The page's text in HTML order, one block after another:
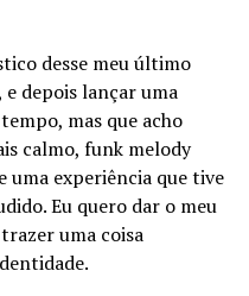
desse meu último
depois lançar uma
mas que acho
calmo, funk melody
uma experiência que tive
Eu quero dar o meu
uma coisa